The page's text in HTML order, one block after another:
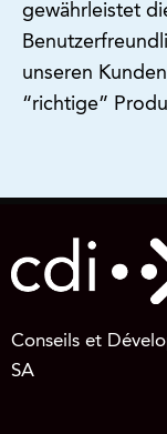
gewährleistet
unseren
“richtige”
Conseils et
SA